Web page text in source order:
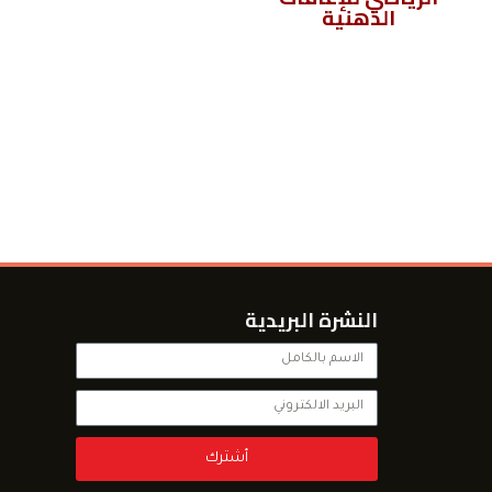
الذهنية
النشرة البريدية
أشترك